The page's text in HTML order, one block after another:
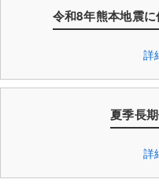
令和8年熊本地震
詳
夏季長
詳